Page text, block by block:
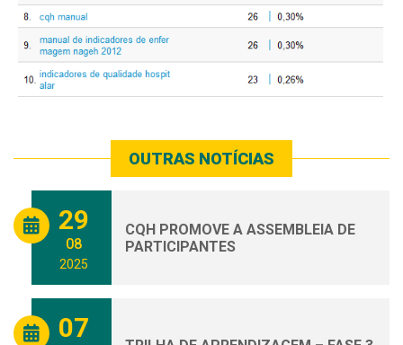
OUTRAS NOTÍCIAS
29
08
2025
CQH PROMOVE A ASSEMBLEIA DE
PARTICIPANTES
07